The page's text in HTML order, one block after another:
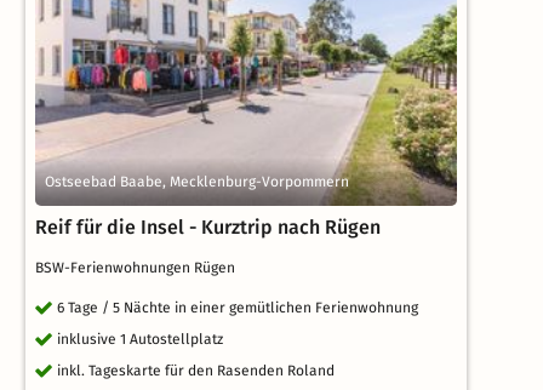
Ostseebad Baabe, Mecklenburg-Vorpommern
Reif für die Insel - Kurztrip nach Rügen
BSW-Ferienwohnungen Rügen
6 Tage / 5 Nächte in einer gemütlichen Ferienwohnung
inklusive 1 Autostellplatz
inkl. Tageskarte für den Rasenden Roland